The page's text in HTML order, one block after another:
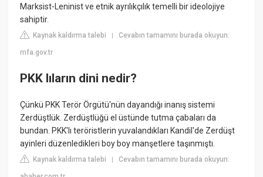
Marksist-Leninist ve etnik ayrılıkçılık temelli bir ideolojiye
sahiptir.
Kaynak kaldırma talebi |Cevabın tamamını burada okuyun:
mfa.gov.tr
PKK lıların dini nedir?
Çünkü PKK Terör Örgütü'nün dayandığı inanış sistemi
Zerdüştlük. Zerdüştlüğü el üstünde tutma çabaları da
bundan. PKK'lı teröristlerin yuvalandıkları Kandil'de Zerdüşt
ayinleri düzenledikleri boy boy manşetlere taşınmıştı.
Kaynak kaldırma talebi |Cevabın tamamını burada okuyun: